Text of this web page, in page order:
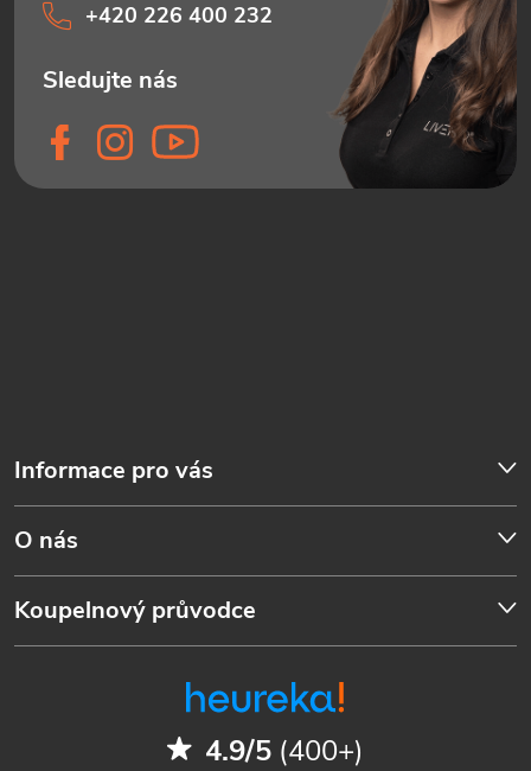
Informace pro vás
O nás
Koupelnový průvodce
+420 226 400 232
4.9/5 (400+)